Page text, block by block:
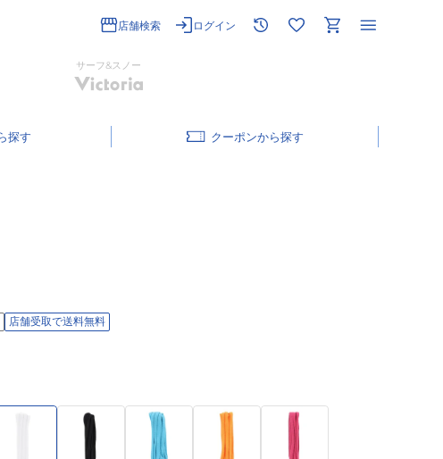
店舗検索 ログイン
サーフ&スノー
クーポン
店舗受取で送料無料